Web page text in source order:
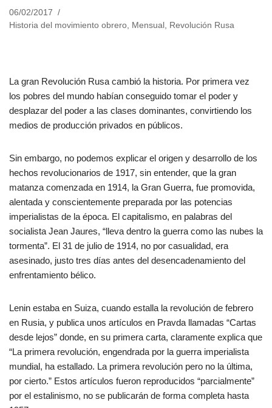
06/02/2017
Historia del movimiento obrero, Mensual , Revolución Rusa
La gran Revolución Rusa cambió la historia. Por primera vez
los pobres del mundo habían conseguido tomar el poder y
desplazar del poder a las clases dominantes, convirtiendo los
medios de producción privados en públicos.
Sin embargo, no podemos explicar el origen y desarrollo de los
hechos revolucionarios de 1917, sin entender, que la gran
matanza comenzada en 1914, la Gran Guerra, fue promovida,
alentada y conscientemente preparada por las potencias
imperialistas de la época. El capitalismo, en palabras del
socialista Jean Jaures, “lleva dentro la guerra como las nubes la
tormenta”. El 31 de julio de 1914, no por casualidad, era
asesinado, justo tres días antes del desencadenamiento del
enfrentamiento bélico.
Lenin estaba en Suiza, cuando estalla la revolución de febrero
en Rusia, y publica unos artículos en Pravda llamadas “Cartas
desde lejos” donde, en su primera carta, claramente explica que
“La primera revolución, engendrada por la guerra imperialista
mundial, ha estallado. La primera revolución pero no la última,
por cierto.” Estos artículos fueron reproducidos “parcialmente”
por el estalinismo, no se publicarán de forma completa hasta